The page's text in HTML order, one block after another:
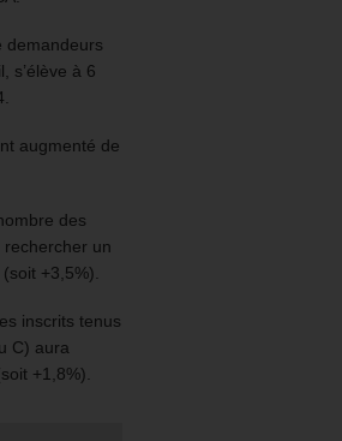
demandeurs
s’élève à 6
augmenté de
des
un
+3,5%).
inscrits tenus
C) aura
+1,8%).